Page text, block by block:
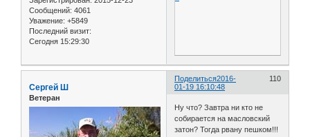
Сообщений: 4061
Уважение: +5849
Последний визит:
Сегодня 15:29:30
Поделиться 110
2016-
01-19 16:10:48
Сергей Ш
Ветеран
Ну что? Завтра ни кто не
собирается на масловский
затон? Тогда рвану пешком!!!